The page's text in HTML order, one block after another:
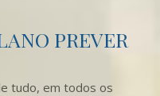
PREVER
tudo, em todos os